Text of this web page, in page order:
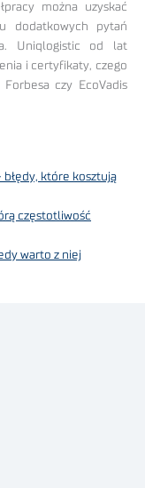
można uzyskać
dodatkowych pytań
Uniqlogistic od lat
i certyfikaty, czego
czy EcoVadis
które kosztują
częstotliwość
warto z niej